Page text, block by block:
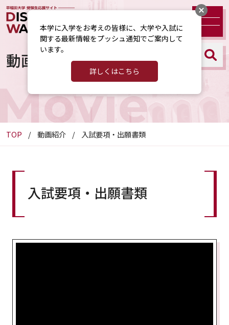
動画紹介
TOP 動画紹介 入試要項・出願書類
入試要項・出願書類
本学に入学をお考えの皆様に、大学や入試に
関する最新情報をプッシュ通知でご案内して
います。
詳しくはこちら